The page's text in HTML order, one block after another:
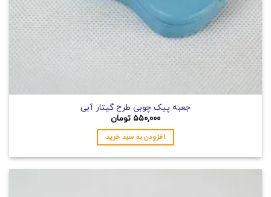
جعبه پیک چوبی طرح گیتار آبی
۵۵۰,۰۰۰ تومان
افزودن به سبد خرید